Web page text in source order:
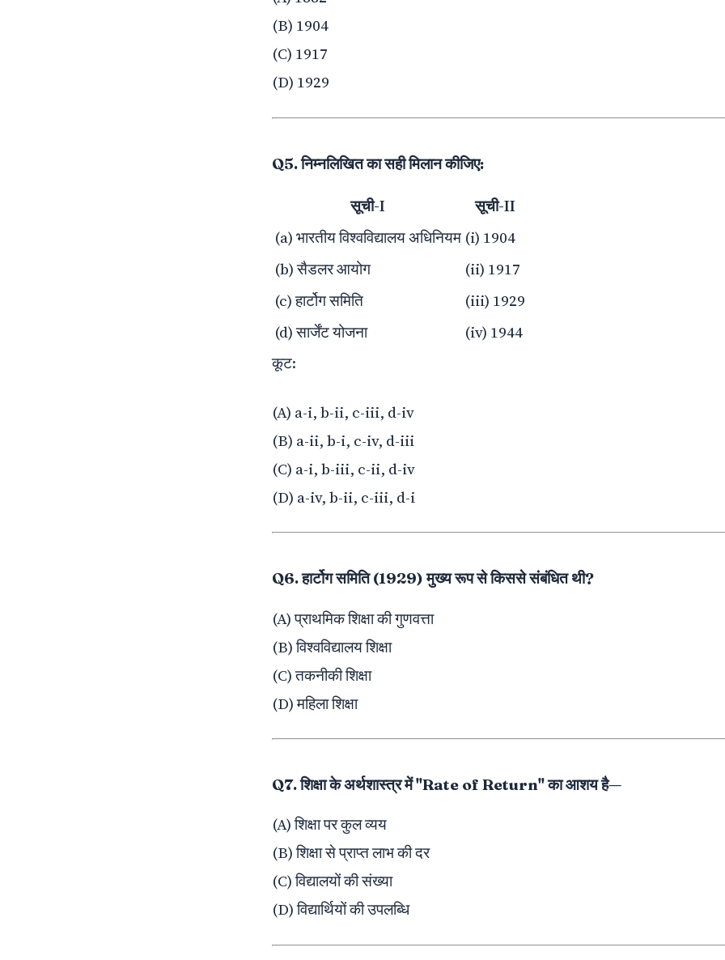
(B) 1904
(C) 1917
(D) 1929
Q5. निम्नलिखित का सही मिलान कीजिए:
सूची-I
सूची-II
(a) भारतीय विश्वविद्यालय अधिनियम (i) 1904
(b) सैडलर आयोग
(ii) 1917
(c) हार्टोग समिति
(iii) 1929
(d) सार्जेंट योजना
(iv) 1944
कूट:
(A) a-i, b-ii, c-iii, d-iv
(B) a-ii, b-i, c-iv, d-iii
(C) a-i, b-iii, c-ii, d-iv
(D) a-iv, b-ii, c-iii, d-i
Q6. हार्टोग समिति (1929) मुख्य रूप से किससे संबंधित थी?
(A) प्राथमिक शिक्षा की गुणवत्ता
(B) विश्वविद्यालय शिक्षा
(C) तकनीकी शिक्षा
(D) महिला शिक्षा
Q7. शिक्षा के अर्थशास्त्र में "Rate of Return" का आशय है—
(A) शिक्षा पर कुल व्यय
(B) शिक्षा से प्राप्त लाभ की दर
(C) विद्यालयों की संख्या
(D) विद्यार्थियों की उपलब्धि